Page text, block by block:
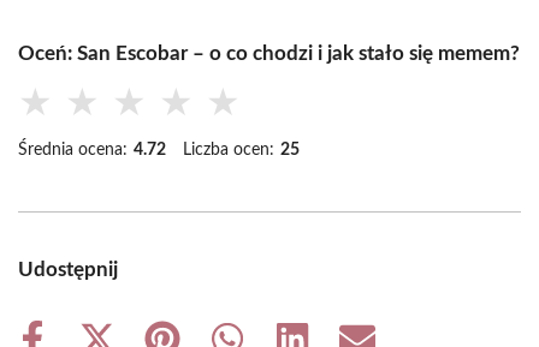
Oceń: San Escobar – o co chodzi i jak stało się memem?
★ ★ ★ ★ ★
Średnia ocena: 4.72 Liczba ocen: 25
Udostępnij